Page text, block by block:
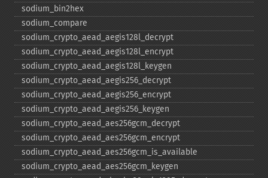
sodium_​bin2hex
sodium_​compare
sodium_​crypto_​aead_​aegis128l_​decrypt
sodium_​crypto_​aead_​aegis128l_​encrypt
sodium_​crypto_​aead_​aegis128l_​keygen
sodium_​crypto_​aead_​aegis256_​decrypt
sodium_​crypto_​aead_​aegis256_​encrypt
sodium_​crypto_​aead_​aegis256_​keygen
sodium_​crypto_​aead_​aes256gcm_​decrypt
sodium_​crypto_​aead_​aes256gcm_​encrypt
sodium_​crypto_​aead_​aes256gcm_​is_​available
sodium_​crypto_​aead_​aes256gcm_​keygen